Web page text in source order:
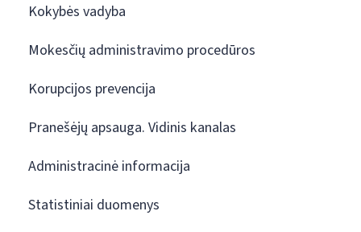
Kokybės vadyba
Mokesčių administravimo procedūros
Korupcijos prevencija
Pranešėjų apsauga. Vidinis kanalas
Administracinė informacija
Statistiniai duomenys